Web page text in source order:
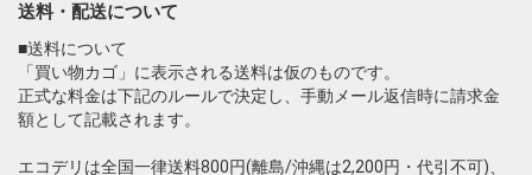
送料・配送について
■送料について
「買い物カゴ」に表示される送料は仮のものです。
正式な料金は下記のルールで決定し、手動メール返信時に請求金
額として記載されます。
エコデリは全国一律送料800円(離島/沖縄は2,200円・代引不可)、